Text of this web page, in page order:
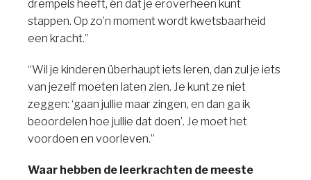
drempels heeft, én dat je eroverheen kunt
stappen. Op zo’n moment wordt kwetsbaarheid
een kracht.”
“Wil je kinderen überhaupt iets leren, dan zul je iets
van jezelf moeten laten zien. Je kunt ze niet
zeggen: ‘gaan jullie maar zingen, en dan ga ik
beoordelen hoe jullie dat doen’. Je moet het
voordoen en voorleven.”
Waar hebben de leerkrachten de meeste